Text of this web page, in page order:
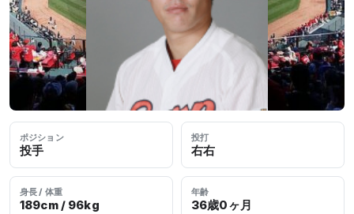
ポジション
投手
投打
右右
身長 / 体重
189cm / 96kg
年齢
36歳0ヶ月